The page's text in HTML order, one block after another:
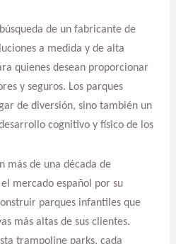
de un fabricante de
a medida y de alta
quienes desean proporcionar
y seguros. Los parques
de diversión, sino también un
cognitivo y físico de los
más de una década de
mercado español por su
parques infantiles que
más altas de sus clientes.
trampoline parks, cada